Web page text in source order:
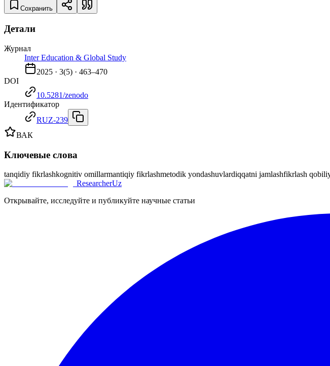
Сохранить
Детали
Журнал
Inter Education & Global Study
2025 · 3(5) · 463–470
DOI
10.5281/zenodo
Идентификатор
RUZ-239
ВАК
Ключевые слова
tanqidiy fikrlashkognitiv omillarmantiqiy fikrlashmetodik yondashuvlardiqqatni jamlashfikrlash
ResearcherUz
Открывайте, исследуйте и публикуйте научные статьи